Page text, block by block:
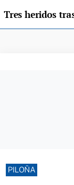
PILOÑA